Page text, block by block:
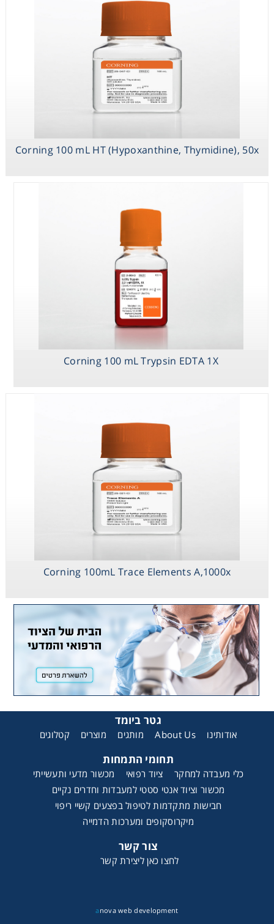
Corning 100 mL HT (Hypoxanthine, Thymidine), 50x
Corning 100 mL Trypsin EDTA 1X
Corning 100mL Trace Elements A,1000x
גטר ביומד
אודותינו About Us מותגים מוצרים קטלוגים
תחומי התמחות
כלי מעבדה למחקר ציוד רפואי
מכשור מדעי ותעשייתי
מכשור וציוד אנטי סטטי למעבדות וחדרים נקיים
חבישות מתקדמות לטיפול בפצעים קשיי ריפוי
מיקרוסקופים ומערכות הדמייה
צור קשר
לחצו כאן ליצירת קשר
a nova web development
Corning 100 mL
(Hypoxanthine,
Thymidine), 50x
Corning 100mL
Trace Elements